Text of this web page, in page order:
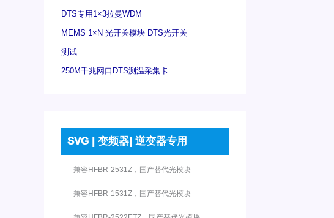
DTS专用1×3拉曼WDM
MEMS 1×N 光开关模块 DTS光开关
测试
250M千兆网口DTS测温采集卡
SVG | 变频器| 逆变器专用
兼容HFBR-2531Z，国产替代光模块
兼容HFBR-1531Z，国产替代光模块